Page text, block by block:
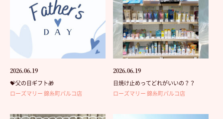
2026.06.19
💝父の日ギフト🎁
ローズマリー 錦糸町パルコ店
2026.06.19
日焼け止めってどれがいいの？？
ローズマリー 錦糸町パルコ店